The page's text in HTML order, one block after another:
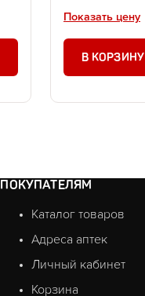
Показать цену
В КОРЗИНУ
ПОКУПАТЕЛЯМ
Каталог товаров
Адреса аптек
Личный кабинет
Корзина